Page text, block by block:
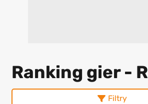
Ranking gier -
Filtry